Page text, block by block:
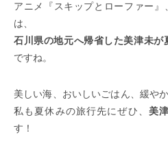
アニメ『スキップとローファー
は、
石川県の地元へ帰省した美津未が
ですね。
美しい海、おいしいごはん、緩やか
私も夏休みの旅行先にぜひ、 美
す！